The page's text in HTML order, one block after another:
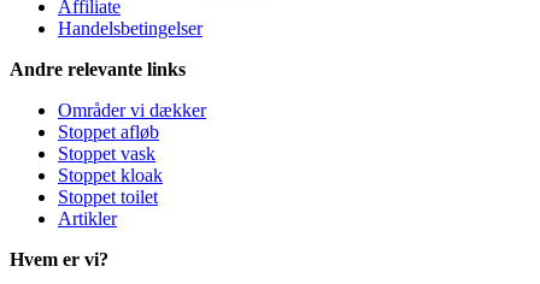
Affiliate
Handelsbetingelser
Andre relevante links
Områder vi dækker
Stoppet afløb
Stoppet vask
Stoppet kloak
Stoppet toilet
Artikler
Hvem er vi?